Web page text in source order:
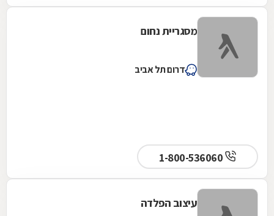
מסגריית נחום
דרום תל אביב
עיצוב הפלדה